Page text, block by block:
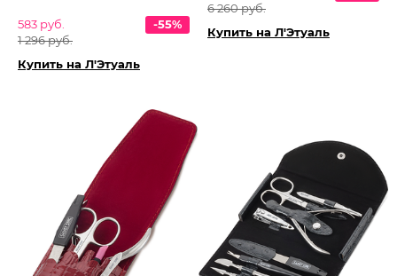
583 руб.
1 296 руб.
-55%
Купить на Л'Этуаль
6 260 руб.
Купить на Л'Этуаль